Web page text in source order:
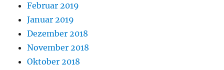
Februar 2019
Januar 2019
Dezember 2018
November 2018
Oktober 2018